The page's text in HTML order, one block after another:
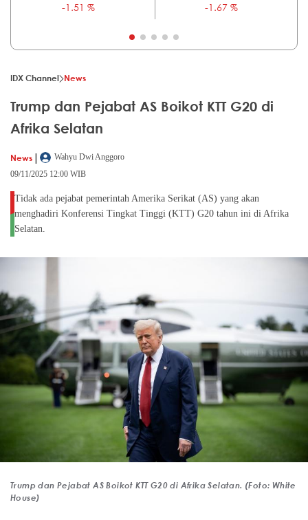
-1.51 %
-1.67 %
IDX Channel News
Trump dan Pejabat AS Boikot KTT G20 di
Afrika Selatan
News |
Wahyu Dwi Anggoro
09/11/2025 12:00 WIB
Tidak ada pejabat pemerintah Amerika Serikat (AS) yang akan
menghadiri Konferensi Tingkat Tinggi (KTT) G20 tahun ini di Afrika
Selatan.
Trump dan Pejabat AS Boikot KTT G20 di Afrika Selatan. (Foto: White
House)